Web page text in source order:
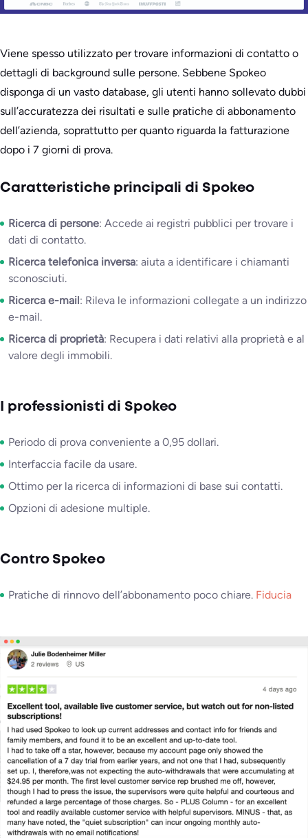
Viene spesso utilizzato per trovare informazioni di contatto o
dettagli di background sulle persone. Sebbene Spokeo
disponga di un vasto database, gli utenti hanno sollevato dubbi
sull’accuratezza dei risultati e sulle pratiche di abbonamento
dell’azienda, soprattutto per quanto riguarda la fatturazione
dopo i 7 giorni di prova.
Caratteristiche principali di Spokeo
Ricerca di persone: Accede ai registri pubblici per trovare i
dati di contatto.
Ricerca telefonica inversa: aiuta a identificare i chiamanti
sconosciuti.
Ricerca e-mail: Rileva le informazioni collegate a un indirizzo
e-mail.
Ricerca di proprietà: Recupera i dati relativi alla proprietà e al
valore degli immobili.
I professionisti di Spokeo
Periodo di prova conveniente a 0,95 dollari.
Interfaccia facile da usare.
Ottimo per la ricerca di informazioni di base sui contatti.
Opzioni di adesione multiple.
Contro Spokeo
Pratiche di rinnovo dell’abbonamento poco chiare. Fiducia